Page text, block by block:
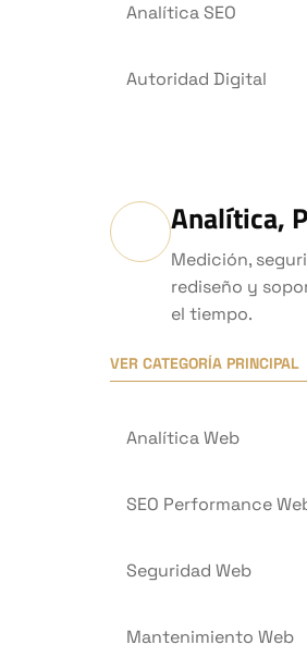
Analítica SEO
Autoridad Digital
Analítica,
Medición,
rediseño y
el tiempo.
VER CATEGORÍA PRINCIPAL
Analítica Web
SEO Performance
Seguridad Web
Mantenimiento Web